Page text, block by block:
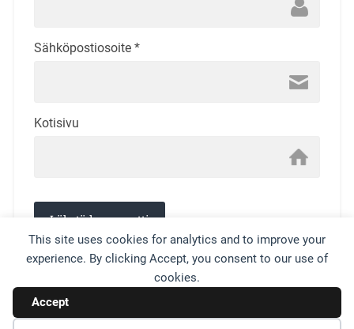
This site uses cookies for analytics and to improve your
experience. By clicking Accept, you consent to our use of
cookies.
Accept
Sähköpostiosoite *
Kotisivu
This site uses Akismet to reduce spam.
comment data is processed.